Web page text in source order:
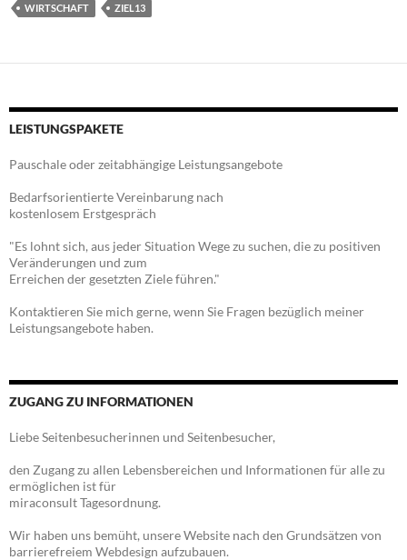
WIRTSCHAFT
ZIEL13
LEISTUNGSPAKETE
Pauschale oder zeitabhängige Leistungsangebote
Bedarfsorientierte Vereinbarung nach
kostenlosem Erstgespräch
"Es lohnt sich, aus jeder Situation Wege zu suchen, die zu positiven
Veränderungen und zum
Erreichen der gesetzten Ziele führen."
Kontaktieren Sie mich gerne, wenn Sie Fragen bezüglich meiner
Leistungsangebote haben.
ZUGANG ZU INFORMATIONEN
Liebe Seitenbesucherinnen und Seitenbesucher,
den Zugang zu allen Lebensbereichen und Informationen für alle zu
ermöglichen ist für
miraconsult Tagesordnung.
Wir haben uns bemüht, unsere Website nach den Grundsätzen von
barrierefreiem Webdesign aufzubauen.